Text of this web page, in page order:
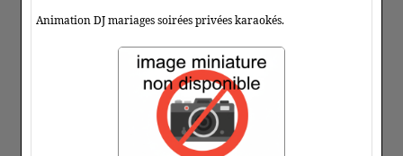
Animation DJ mariages soirées privées karaokés.